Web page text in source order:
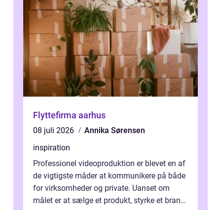
Flyttefirma aarhus
08 juli 2026
Annika Sørensen
inspiration
Professionel videoproduktion er blevet en af
de vigtigste måder at kommunikere på både
for virksomheder og private. Uanset om
målet er at sælge et produkt, styrke et brand,